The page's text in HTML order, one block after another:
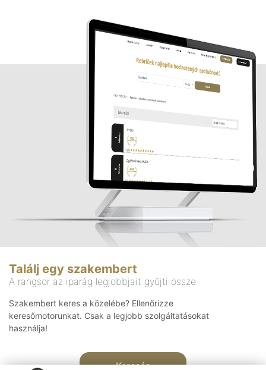
Találj egy szakembert
A rangsor az iparág legjobbjait gyűjti össze
Szakembert keres a közelébe? Ellenőrizze
keresőmotorunkat. Csak a legjobb szolgáltatásokat
használja!
Keresés